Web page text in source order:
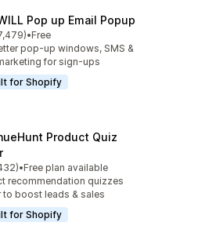
Pop up Email Popup
中
ュー数：7479件
•Free
pop-up windows, SMS &
for sign-ups
for Shopify
Product Quiz
中
ュー数：432件
•Free plan available
recommendation quizzes
to boost leads & sales
for Shopify